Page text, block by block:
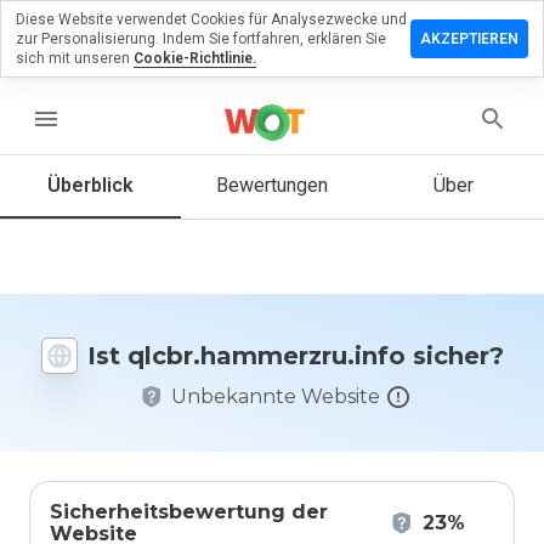
menu
Überblick Bewertungen Über
Ist qlcbr.hammerzru.info sicher?
Unbekannte Website
Sicherheitsbewertung der
Website
23%
Sie
zu
Wie
Website
Skala von
1 bis 5
bewerten?
Diese Website verwendet Cookies für Analysezwecke und
zur Personalisierung. Indem Sie fortfahren, erklären Sie
sich mit unseren Cookie-Richtlinie.
AKZEPTIEREN